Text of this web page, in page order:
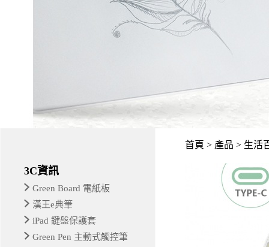
3C資訊
Green Board 電紙板
漢王e典筆
iPad 鍵盤保護套
Green Pen 主動式觸控筆
首頁 > 產品 > 生活